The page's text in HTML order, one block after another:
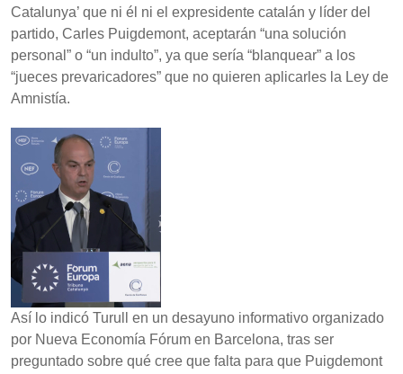
Catalunya’ que ni él ni el expresidente catalán y líder del
partido, Carles Puigdemont, aceptarán “una solución
personal” o “un indulto”, ya que sería “blanquear” a los
“jueces prevaricadores” que no quieren aplicarles la Ley de
Amnistía.
Así lo indicó Turull en un desayuno informativo organizado
por Nueva Economía Fórum en Barcelona, tras ser
preguntado sobre qué cree que falta para que Puigdemont